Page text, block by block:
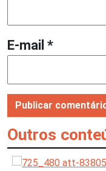
E-mail *
Outros